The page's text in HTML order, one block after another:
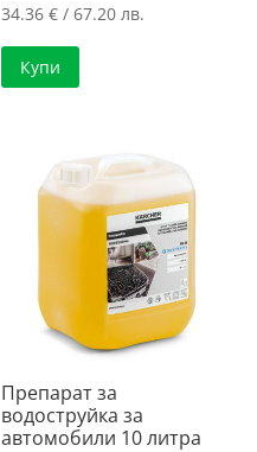
34.36€ / 67.20 лв.
Купи
Препарат за
водоструйка за
автомобили 10 литра